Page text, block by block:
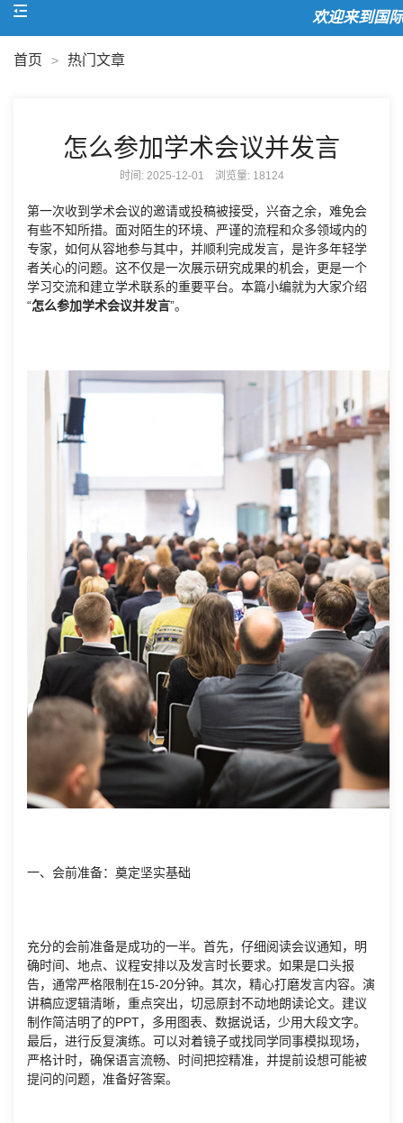
欢迎来到国际
首页 > 热门文章
怎么参加学术会议并发言
时间: 2025-12-01 浏览量: 18124
第一次收到学术会议的邀请或投稿被接受，兴奋之余，难免会
有些不知所措。面对陌生的环境、严谨的流程和众多领域内的
专家，如何从容地参与其中，并顺利完成发言，是许多年轻学
者关心的问题。这不仅是一次展示研究成果的机会，更是一个
学习交流和建立学术联系的重要平台。本篇小编就为大家介绍
“怎么参加学术会议并发言”。
一、会前准备：奠定坚实基础
充分的会前准备是成功的一半。首先，仔细阅读会议通知，明
确时间、地点、议程安排以及发言时长要求。如果是口头报
告，通常严格限制在15-20分钟。其次，精心打磨发言内容。演
讲稿应逻辑清晰，重点突出，切忌原封不动地朗读论文。建议
制作简洁明了的PPT，多用图表、数据说话，少用大段文字。
最后，进行反复演练。可以对着镜子或找同学同事模拟现场，
严格计时，确保语言流畅、时间把控精准，并提前设想可能被
提问的问题，准备好答案。